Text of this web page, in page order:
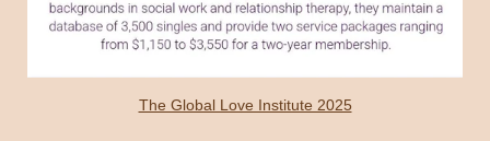
The Global Love Institute 2025